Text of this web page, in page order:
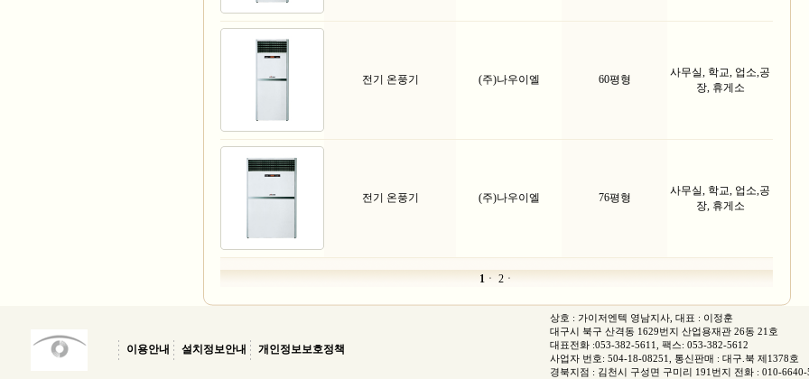
전기 온풍기 (주)나우이엘 60평형
사무실, 학교, 업소,공
장, 휴게소
전기 온풍기 (주)나우이엘 76평형
사무실, 학교, 업소,공
장, 휴게소
1ㆍ 2ㆍ
이용안내 설치정보안내 개인정보보호정책
상호 : 가이저엔텍 영남지사, 대표 : 이정훈
대구시 북구 산격동 1629번지 산업용재관 26동 21호
대표전화 :053-382-5611, 팩스: 053-382-5612
사업자 번호: 504-18-08251, 통신판매 : 대구.북 제1378호
경북지점 : 김천시 구성면 구미리 191번지 전화 : 010-6640-